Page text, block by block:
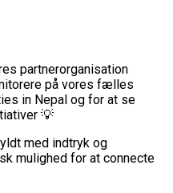
partnerorganisation
på vores fælles
in Nepal og for at se
💡
med indtryk og
mulighed for at connecte